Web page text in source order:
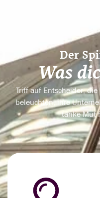
Der
Was
Triff auf Entscheider,
beleuchten, ihre
tanke Mut